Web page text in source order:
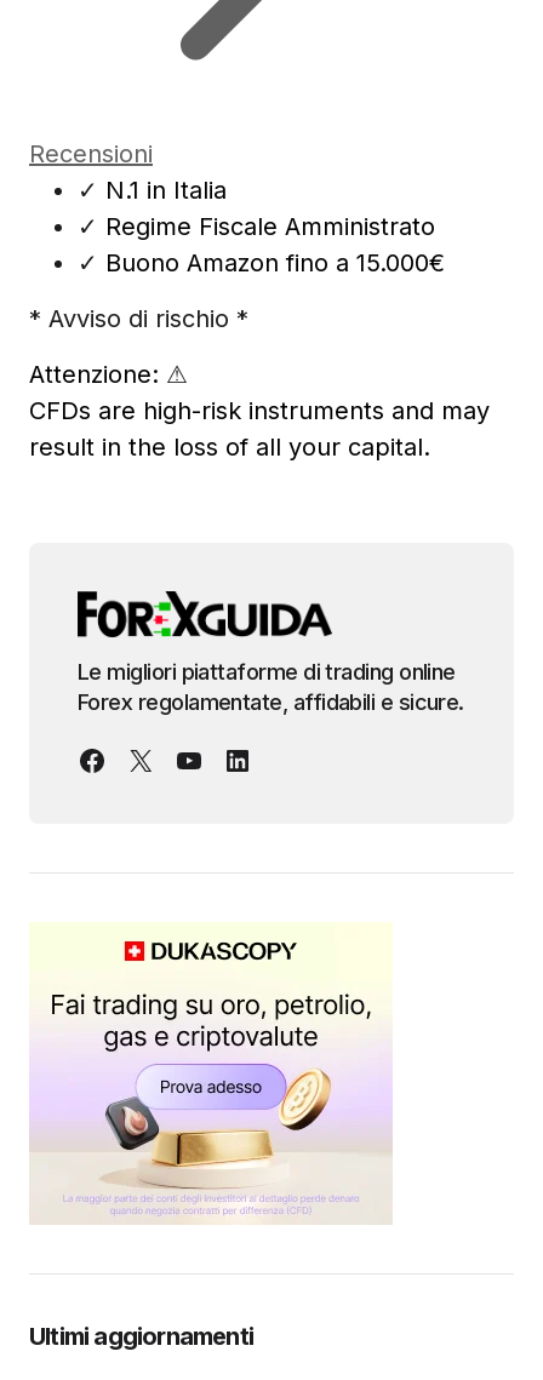
Recensioni
✓ N.1 in Italia
✓ Regime Fiscale Amministrato
✓ Buono Amazon fino a 15.000€
* Avviso di rischio *
Attenzione: ⚠
CFDs are high-risk instruments and may
result in the loss of all your capital.
Le migliori piattaforme di trading online
Forex regolamentate, affidabili e sicure.
Ultimi aggiornamenti